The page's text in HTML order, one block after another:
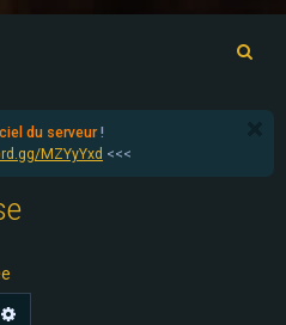
du serveur!
MZYyYxd <<<